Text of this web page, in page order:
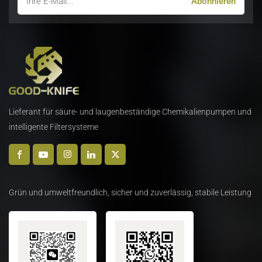
ein schnelles Schneiden
hochfester
zeichnet sich durch hohe
Stabilität, große
Scherkraft und hohe
Arbeitseffizienz aus.
ein schnelles Schneiden
hochfester
Lieferant für säure- und laugenbeständige Chemikalienpumpen und
intelligente Filtersysteme
Grün und umweltfreundlich, sicher und zuverlässig, stabile Leistung